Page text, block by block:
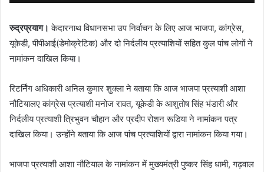
रुद्रप्रयाग। केदारनाथ विधानसभा उप निर्वाचन के लिए आज भाजपा, कांग्रेस,
यूकेडी, पीपीआई(डेमोक्रेटिक) और दो निर्दलीय प्रत्याशियों सहित कुल पांच लोगों ने
नामांकन दाखिल किया।
रिटर्निंग अधिकारी अनिल कुमार शुक्ला ने बताया कि आज भाजपा प्रत्याशी आशा
नौटियालए कांग्रेस प्रत्याशी मनोज रावत, यूकेडी के आशुतोष सिंह भंडारी और
निर्दलीय प्रत्याशी त्रिभुवन चौहान और प्रदीप रोशन रूडिया ने नामांकन पत्र
दाखिल किया। उन्होंने बताया कि आज पांच प्रत्याशियों द्वारा नामांकन किया गया।
भाजपा प्रत्याशी आशा नौटियाल के नामांकन में मुख्यमंत्री पुष्कर सिंह धामी, गढ़वाल